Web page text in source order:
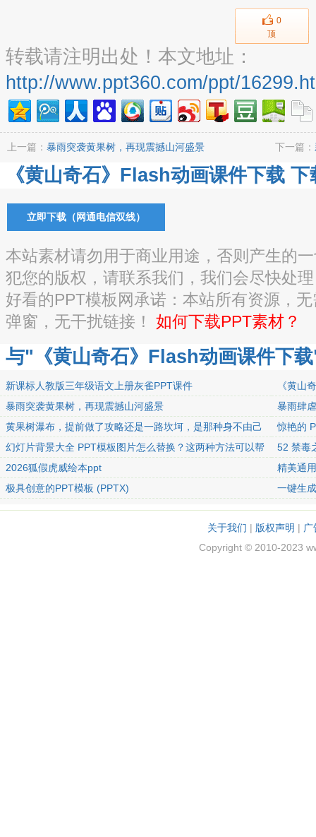
0
顶
转载请注明出处！本文地址：
http://www.ppt360.com/ppt/
上一篇： 暴雨突袭黄果树，再现震撼山河盛景 下一篇：
《黄山奇石》Flash动画课件下载
立即下载（网通电信双线）
本站素材请勿用于商业用途，否则产生的
犯您的版权，请联系我们，我们会尽快处
好看的PPT模板网承诺：本站所有资源，
弹窗，无干扰链接！ 如何下载PPT素材？
与"《黄山奇石》Flash动画课件下
新课标人教版三年级语文上册灰雀PPT课件
《黄山
暴雨突袭黄果树，再现震撼山河盛景
暴雨肆
黄果树瀑布，提前做了攻略还是一路坎坷，是那种身不由己
的坎坷
惊艳的
幻灯片背景大全 PPT模板图片怎么替换？这两种方法可以帮
到你
52 禁毒
2026狐假虎威绘本ppt
精美通
极具创意的PPT模板 (PPTX)
一键生
赞
关于我们 | 版权声明 |
Copyright © 2010-2023